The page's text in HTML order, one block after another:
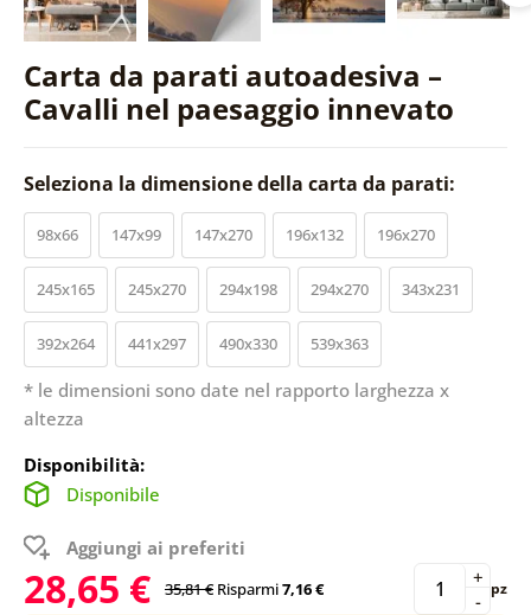
Carta da parati autoadesiva –
Cavalli nel paesaggio innevato
Seleziona la dimensione della carta da parati:
98x66 147x99 147x270 196x132 196x270
245x165 245x270 294x198 294x270 343x231
392x264 441x297 490x330 539x363
* le dimensioni sono date nel rapporto larghezza x
altezza
Disponibilità:
Disponibile
Aggiungi ai preferiti
28,65 € 35,81 € Risparmi7,16 € -
+ pz